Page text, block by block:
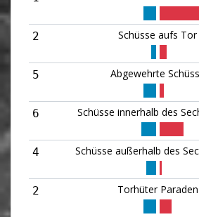
2 Schüsse aufs Tor
5 Abgewehrte
6 Schüsse innerhalb des
4 Schüsse außerhalb des
2 Torhüter Paraden